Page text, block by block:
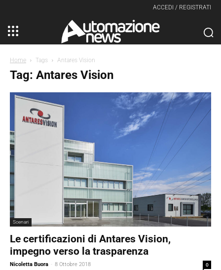
ACCEDI / REGISTRATI
Home Tags Antares Vision
Tag: Antares Vision
Scenari
Le certificazioni di Antares Vision,
impegno verso la trasparenza
Nicoletta Buora - 8 Ottobre 2018 0